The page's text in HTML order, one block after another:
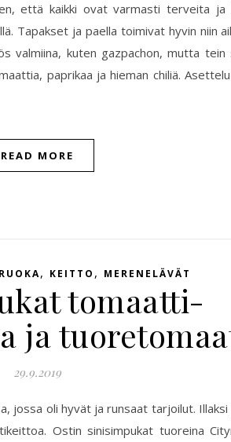
että kaikki ovat varmasti terveita ja
Tapakset ja paella toimivat hyvin niin
valmiina, kuten gazpachon, mutta
paprikaa ja hieman chiliä.
READ MORE
, KEITTO , MERENELÄVÄT
tomaatti-
ja
29.9.2019
jossa oli hyvät ja runsaat tarjoilut. Illaksi
Ostin sinisimpukat tuoreina